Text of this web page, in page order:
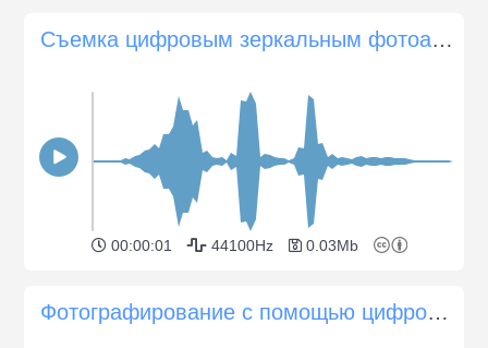
Съемка цифровым зеркальным фотоаппаратом одного кадра
00:00:01 44100Hz 0.03Mb
Фотографирование с помощью цифровой камеры